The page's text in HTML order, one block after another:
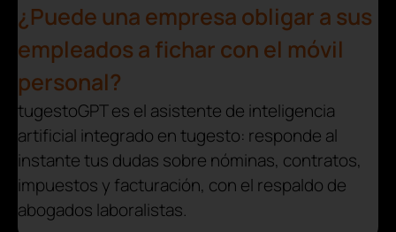
¿Puede una empresa obligar a sus
empleados a fichar con el móvil
personal?
tugestoGPT es el asistente de inteligencia
artificial integrado en tugesto: responde al
instante tus dudas sobre nóminas, contratos,
impuestos y facturación, con el respaldo de
abogados laboralistas.